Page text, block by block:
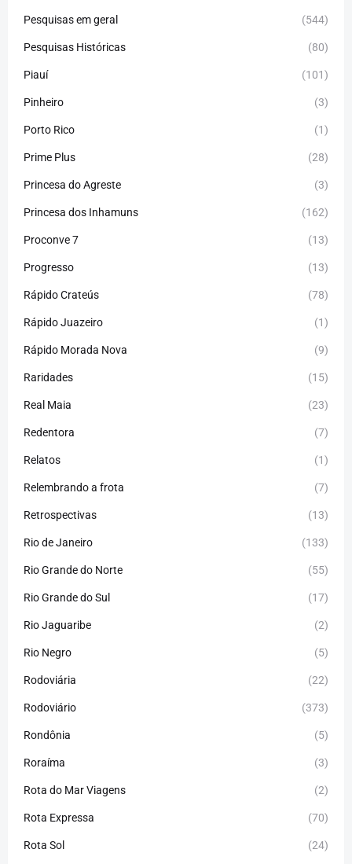
Pesquisas em geral (544)
Pesquisas Históricas (80)
Piauí (101)
Pinheiro (3)
Porto Rico (1)
Prime Plus (28)
Princesa do Agreste (3)
Princesa dos Inhamuns (162)
Proconve 7 (13)
Progresso (13)
Rápido Crateús (78)
Rápido Juazeiro (1)
Rápido Morada Nova (9)
Raridades (15)
Real Maia (23)
Redentora (7)
Relatos (1)
Relembrando a frota (7)
Retrospectivas (13)
Rio de Janeiro (133)
Rio Grande do Norte (55)
Rio Grande do Sul (17)
Rio Jaguaribe (2)
Rio Negro (5)
Rodoviária (22)
Rodoviário (373)
Rondônia (5)
Roraíma (3)
Rota do Mar Viagens (2)
Rota Expressa (70)
Rota Sol (24)